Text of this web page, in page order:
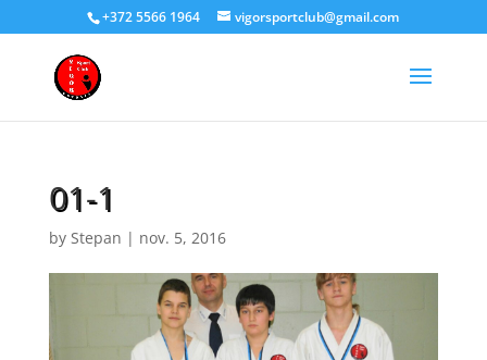
+372 5566 1964 vigorsportclub@gmail.com
01-1
by Stepan | nov. 5, 2016